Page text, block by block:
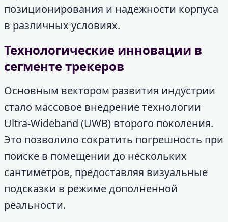
позиционирования и надежности корпуса
в различных условиях.
Технологические инновации в
сегменте трекеров
Основным вектором развития индустрии
стало массовое внедрение технологии
Ultra-Wideband (UWB) второго поколения.
Это позволило сократить погрешность при
поиске в помещении до нескольких
сантиметров, предоставляя визуальные
подсказки в режиме дополненной
реальности.